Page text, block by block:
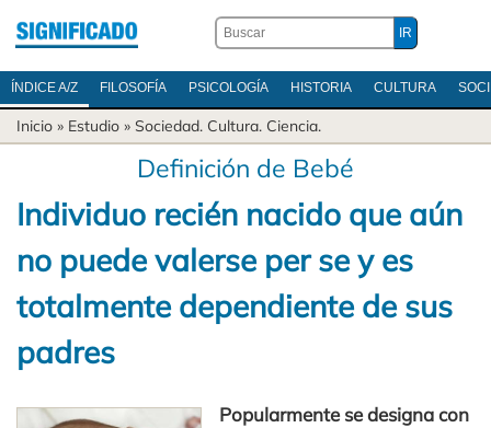
ÍNDICE A/Z FILOSOFÍA PSICOLOGÍA HISTORIA CULTURA
Inicio » Estudio » Sociedad. Cultura. Ciencia.
Definición de Bebé
Individuo recién nacido que aún
no puede valerse per se y es
totalmente dependiente de sus
padres
Popularmente se designa con